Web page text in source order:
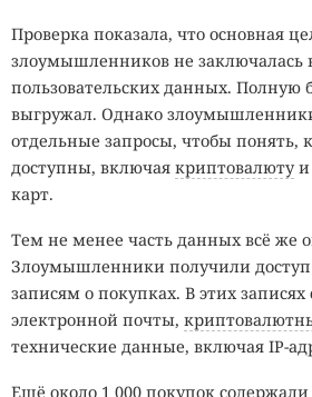
Проверка показала, что основная
злоумышленников не заключалась
пользовательских данных. Полную
выгружал. Однако
отдельные запросы, чтобы понять,
доступны, включая криптовалютуи
карт.
Тем не менее часть данных всё же
Злоумышленники получили
записям о покупках. В этих записях
электронной почты,
технические данные, включая IP-
Ещё около 1 000 покупок